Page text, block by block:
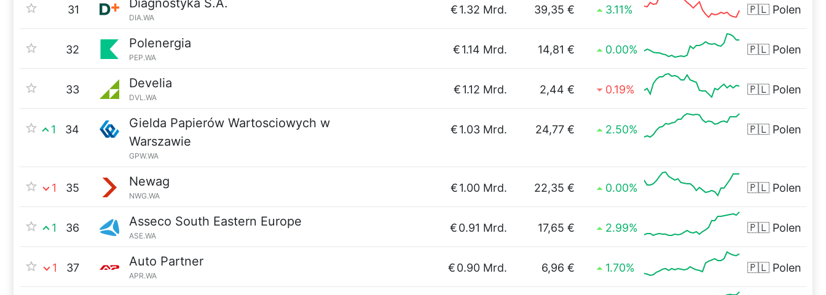
31 Diagnostyka S.A.
DIA.WA
€1.32 Mrd. 39,35 € 3.11% 🇵🇱 Polen
32 Polenergia
PEP.WA
€1.14 Mrd. 14,81 € 0.00% 🇵🇱 Polen
33 Develia
DVL.WA
€1.12 Mrd. 2,44 € 0.19% 🇵🇱 Polen
1 34
Gielda Papierów Wartosciowych w
Warszawie
GPW.WA
€1.03 Mrd. 24,77 € 2.50% 🇵🇱 Polen
1 35 Newag
NWG.WA
€1.00 Mrd. 22,35 € 0.00% 🇵🇱 Polen
1 36 Asseco South Eastern Europe
ASE.WA
€0.91 Mrd. 17,65 € 2.99% 🇵🇱 Polen
1 37 Auto Partner
APR.WA
€0.90 Mrd. 6,96 € 1.70% 🇵🇱 Polen